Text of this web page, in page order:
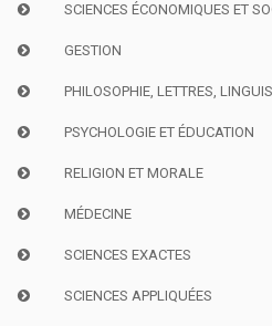
SCIENCES ÉCONOMIQUES ET
GESTION
PHILOSOPHIE, LETTRES,
PSYCHOLOGIE ET ÉDUCATION
RELIGION ET MORALE
MÉDECINE
SCIENCES EXACTES
SCIENCES APPLIQUÉES